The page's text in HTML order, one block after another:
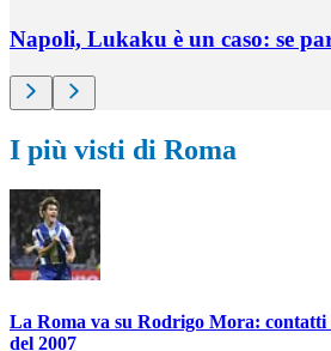
Napoli, Lukaku è un caso: se
I più visti di Roma
La Roma va su Rodrigo Mora:
del 2007